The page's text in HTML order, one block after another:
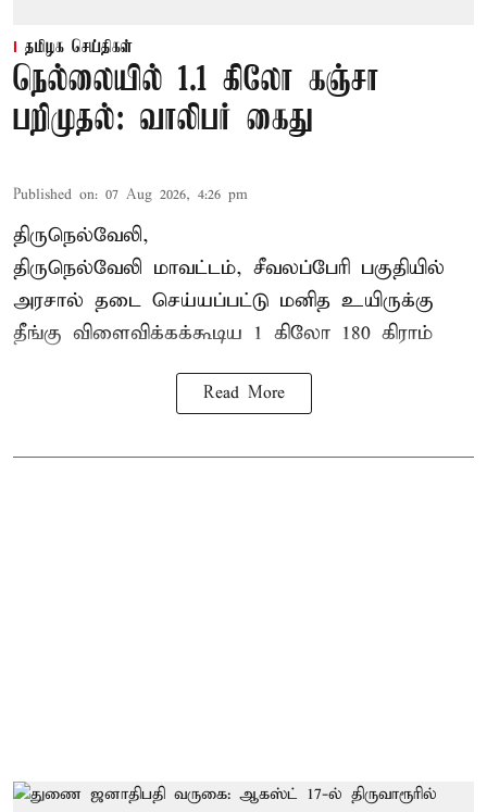
தமிழக செய்திகள்
நெல்லையில் 1.1 கிலோ கஞ்சா
பறிமுதல்: வாலிபர் கைது
Published on: 07 Aug 2026, 4:26 pm
திருநெல்வேலி,
திருநெல்வேலி மாவட்டம், சீவலப்பேரி பகுதியில்
அரசால் தடை செய்யப்பட்டு மனித உயிருக்கு
தீங்கு விளைவிக்கக்கூடிய 1 கிலோ 180 கிராம்
Read More